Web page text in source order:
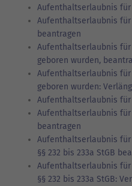
Aufenthaltserlaubnis
Aufenthaltserlaubnis
beantragen
Aufenthaltserlaubnis
geboren wurden,
Aufenthaltserlaubnis
geboren wurden:
Aufenthaltserlaubnis
Aufenthaltserlaubnis für
beantragen
Aufenthaltserlaubnis
§§ 232 bis 233a StGB
Aufenthaltserlaubnis
§§ 232 bis 233a StGB: